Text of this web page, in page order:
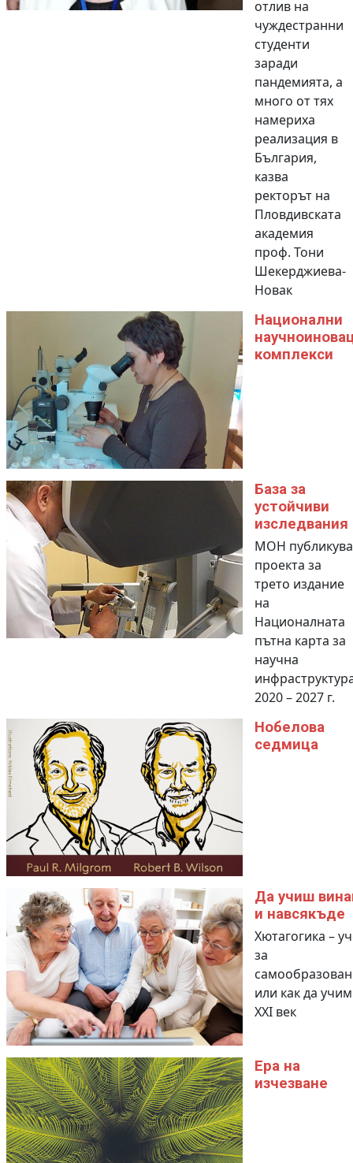
отлив на
чуждестранни
студенти
заради
пандемията, а
много от тях
намериха
реализация в
България,
казва
ректорът на
Пловдивската
академия
проф. Тони
Шекерджиева-
Новак
Национални
комплекси
База за
устойчиви
изследвания
МОН публикува
проекта за
трето издание
на
Националната
пътна карта за
научна
2020 – 2027 г.
Нобелова
седмица
Да учиш
и навсякъде
Хютагогика –
за
или как да
XXI век
Ера на
изчезване